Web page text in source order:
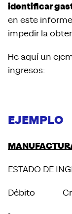
identificar
en este
impedir la
He aquí un
ingresos:
EJEMPLO
ESTADO DE
Débito